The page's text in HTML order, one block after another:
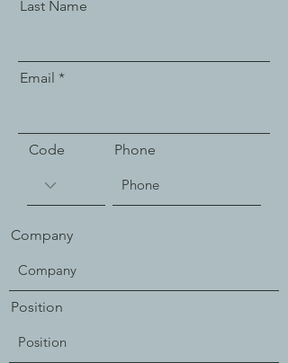
Last Name
Email
Code Phone
Company
Position